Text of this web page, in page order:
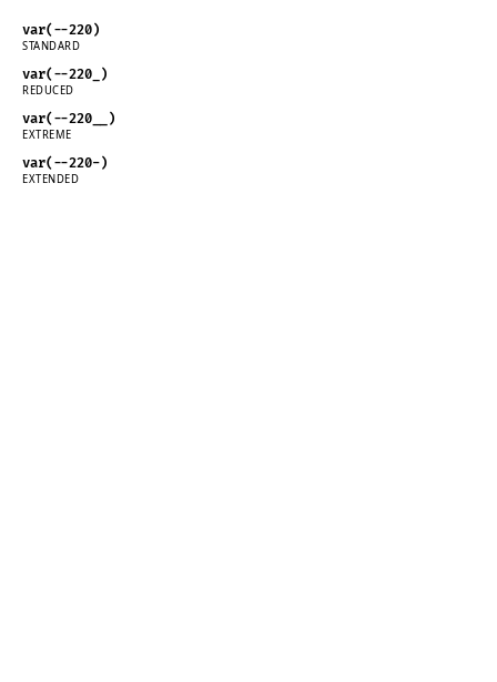
var(--220)
STANDARD
var(--220_)
REDUCED
var(--220__)
EXTREME
var(--220-)
EXTENDED